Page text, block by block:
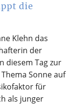
die
Klehn das
der
diesem Tag zur
Sonne auf
für
als junger